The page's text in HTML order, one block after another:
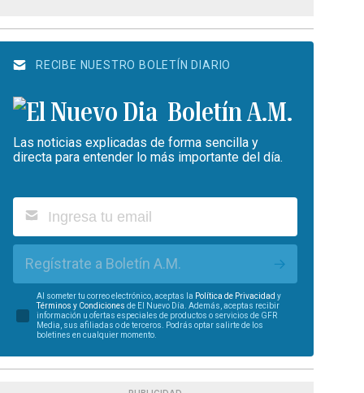
RECIBE NUESTRO BOLETÍN DIARIO
Boletín A.M.
Las noticias explicadas de forma sencilla y
directa para entender lo más importante del día.
Regístrate a Boletín A.M.
Al someter tu correo electrónico, aceptas la Política de Privacidad y
Términos y Condiciones de El Nuevo Día. Además, aceptas recibir
información u ofertas especiales de productos o servicios de GFR
Media, sus afiliadas o de terceros. Podrás optar salirte de los
boletines en cualquier momento.